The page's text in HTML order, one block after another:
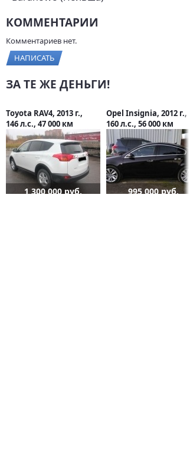
КОММЕНТАРИИ
Комментариев нет.
НАПИСАТЬ
ЗА ТЕ ЖЕ ДЕНЬГИ!
Toyota RAV4, 2013 г.,
146 л.с., 47 000 км
1 300 000 руб.
Opel Insignia, 2012 г.,
160 л.с., 56 000 км
995 000 руб.